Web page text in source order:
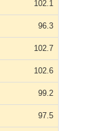
102.1
96.3
102.7
102.6
99.2
97.5